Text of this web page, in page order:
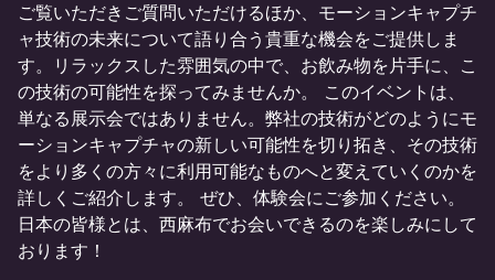
ご覧いただきご質問いただけるほか、モーションキャプチ
ャ技術の未来について語り合う貴重な機会をご提供しま
す。リラックスした雰囲気の中で、お飲み物を片手に、こ
の技術の可能性を探ってみませんか。 このイベントは、
単なる展示会ではありません。弊社の技術がどのようにモ
ーションキャプチャの新しい可能性を切り拓き、その技術
をより多くの方々に利用可能なものへと変えていくのかを
詳しくご紹介します。 ぜひ、体験会にご参加ください。
日本の皆様とは、西麻布でお会いできるのを楽しみにして
おります！